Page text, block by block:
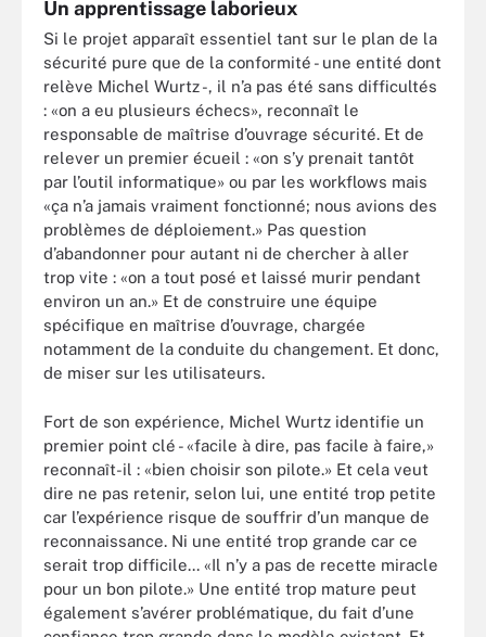
Un apprentissage laborieux
Si le projet apparaît essentiel tant sur le plan de la
sécurité pure que de la conformité - une entité dont
relève Michel Wurtz -, il n’a pas été sans difficultés
: «on a eu plusieurs échecs», reconnaît le
responsable de maîtrise d’ouvrage sécurité. Et de
relever un premier écueil : «on s’y prenait tantôt
par l’outil informatique» ou par les workflows mais
«ça n’a jamais vraiment fonctionné; nous avions des
problèmes de déploiement.» Pas question
d’abandonner pour autant ni de chercher à aller
trop vite : «on a tout posé et laissé murir pendant
environ un an.» Et de construire une équipe
spécifique en maîtrise d’ouvrage, chargée
notamment de la conduite du changement. Et donc,
de miser sur les utilisateurs.
Fort de son expérience, Michel Wurtz identifie un
premier point clé - «facile à dire, pas facile à faire,»
reconnaît-il : «bien choisir son pilote.» Et cela veut
dire ne pas retenir, selon lui, une entité trop petite
car l’expérience risque de souffrir d’un manque de
reconnaissance. Ni une entité trop grande car ce
serait trop difficile... «Il n’y a pas de recette miracle
pour un bon pilote.» Une entité trop mature peut
également s’avérer problématique, du fait d’une